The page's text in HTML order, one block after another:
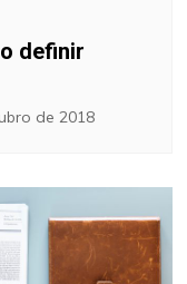
definir
de 2018